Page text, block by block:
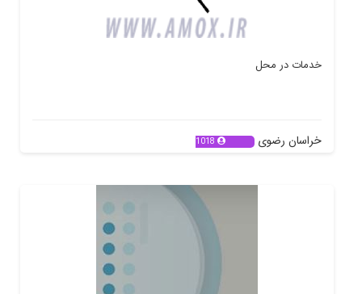
خدمات در محل
خراسان رضوی 1018